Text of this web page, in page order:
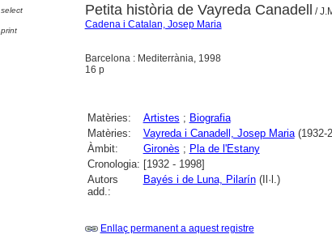
select
print
Petita història de Vayreda Canadell /
Cadena i Catalan, Josep Maria
Barcelona : Mediterrània, 1998
16 p
Matèries: Artistes ; Biografia
Matèries:
Vayreda i Canadell, Josep Maria(1932-
Àmbit:
Gironès ; Pla de l'Estany
Cronologia: [1932 - 1998]
Autors
add.:
Bayés i de Luna, Pilarín(Il·l.)
Enllaç permanent a aquest registre